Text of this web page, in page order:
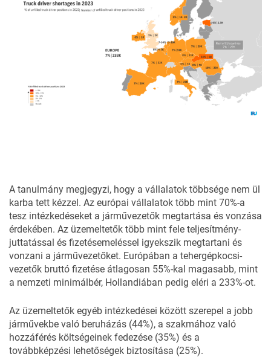
A tanulmány megjegyzi, hogy a vállalatok többsége nem ül
karba tett kézzel. Az európai vállalatok több mint 70%-a
tesz intézkedéseket a járművezetők megtartása és vonzása
érdekében. Az üzemeltetők több mint fele teljesítmény-
juttatással és fizetésemeléssel igyekszik megtartani és
vonzani a járművezetőket. Európában a tehergépkocsi-
vezetők bruttó fizetése átlagosan 55%-kal magasabb, mint
a nemzeti minimálbér, Hollandiában pedig eléri a 233%-ot.
Az üzemeltetők egyéb intézkedései között szerepel a jobb
járművekbe való beruházás (44%), a szakmához való
hozzáférés költségeinek fedezése (35%) és a
továbbképzési lehetőségek biztosítása (25%).